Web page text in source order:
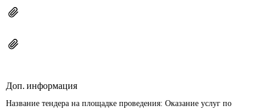
Доп. информация
Название тендера на площадке проведения: Оказание услуг по